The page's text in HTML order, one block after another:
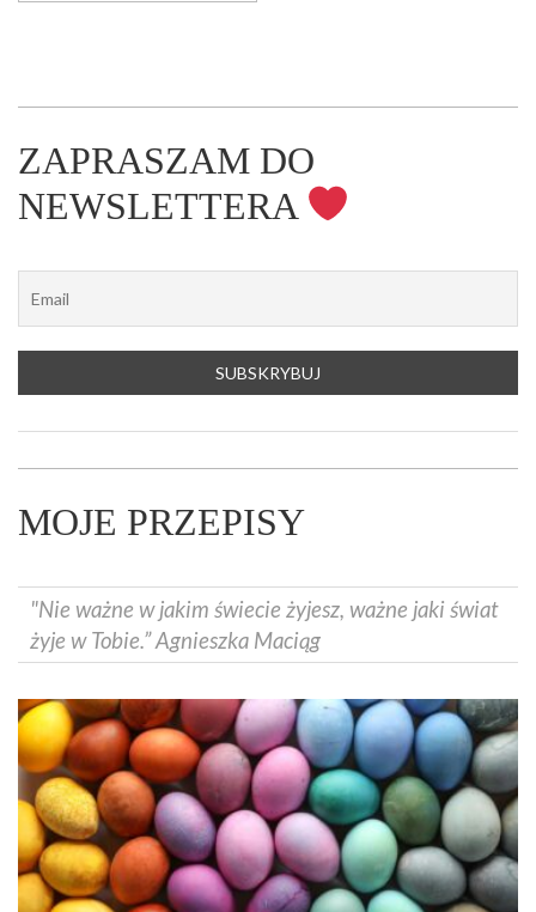
ZAPRASZAM DO
NEWSLETTERA
MOJE PRZEPISY
"Nie ważne w jakim świecie żyjesz, ważne jaki świat
żyje w Tobie.” Agnieszka Maciąg